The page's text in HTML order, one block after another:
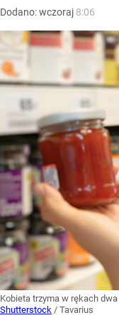
Dodano:wczoraj 8:06
Kobieta trzyma w rękach
Shutterstock / Tavarius